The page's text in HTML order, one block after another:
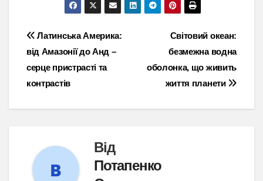
Навігація
записів
Світовий океан:
безмежна водна
оболонка, що живить
життя планети
Латинська Америка:
від Амазонії до Анд –
серце пристрасті та
контрастів
Від
Потапенко